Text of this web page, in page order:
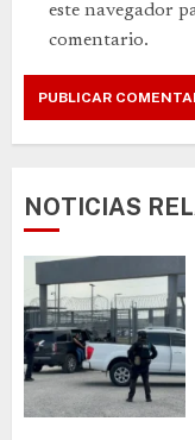
este navegador
comentario.
NOTICIAS